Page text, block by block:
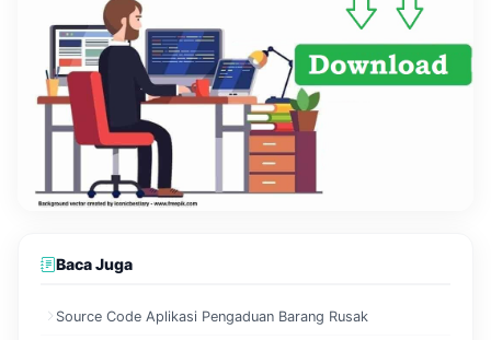
Baca Juga
Source Code Aplikasi Pengaduan Barang Rusak